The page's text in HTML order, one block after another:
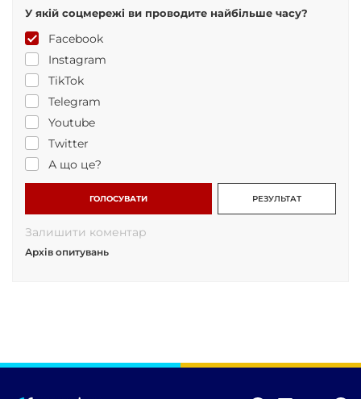
У якій соцмережі ви проводите найбільше часу?
Facebook
Instagram
TikTok
Telegram
Youtube
Twitter
А що це?
ГОЛОСУВАТИ РЕЗУЛЬТАТ
Залишити коментар
Архів опитувань